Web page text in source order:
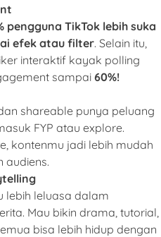
pengguna TikTok lebih suka
efek atau filter. Selain itu,
interaktif kayak polling
sampai60%!
shareable punya peluang
FYP atau explore.
kontenmu jadi lebih mudah
audiens.
lebih leluasa dalam
Mau bikin drama, tutorial,
bisa lebih hidup dengan